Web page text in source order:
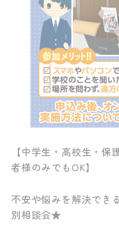
【中学生・高校生・保
者様のみでもOK】
不安や悩みを解決でき
別相談会★